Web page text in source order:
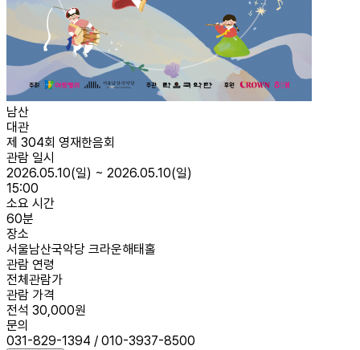
남산
대관
제 304회 영재한음회
관람 일시
2026.05.10(일) ~ 2026.05.10(일)
15:00
소요 시간
60분
장소
서울남산국악당 크라운해태홀
관람 연령
전체관람가
관람 가격
전석 30,000원
문의
031-829-1394 / 010-3937-8500